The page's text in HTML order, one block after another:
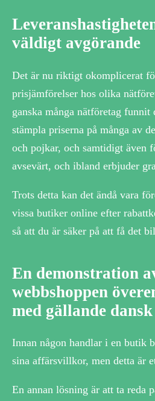
väldigt avgörande
Det är nu riktigt okomplicerat
prisjämförelser hos olika
ganska många nätföretag
stämpla priserna på många av
och pojkar, och samtidigt även
avsevärt, och ibland erbjuder
Trots detta kan det ändå vara
vissa butiker online efter
så att du är säker på att få det
En demonstration
webbshoppen
med gällande
Innan någon handlar i en butik
sina affärsvillkor, men detta är
En annan lösning är att ta reda